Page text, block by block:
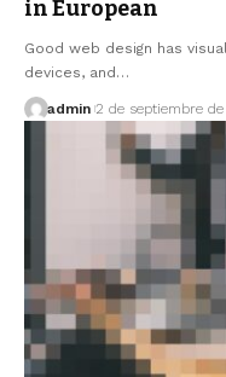
in European
Good web design has
devices, and…
admin 2 de septiembre de